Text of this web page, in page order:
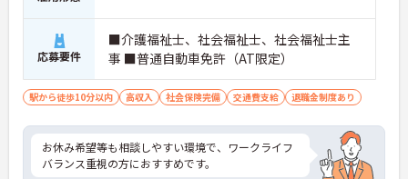
応募要件
■介護福祉士、社会福祉士、社会福祉士主
事 ■普通自動車免許（AT限定）
駅から徒歩10分以内 高収入 社会保険完備 交通費支給 退職金制度あり
お休み希望等も相談しやすい環境で、ワークライフ
バランス重視の方におすすめです。